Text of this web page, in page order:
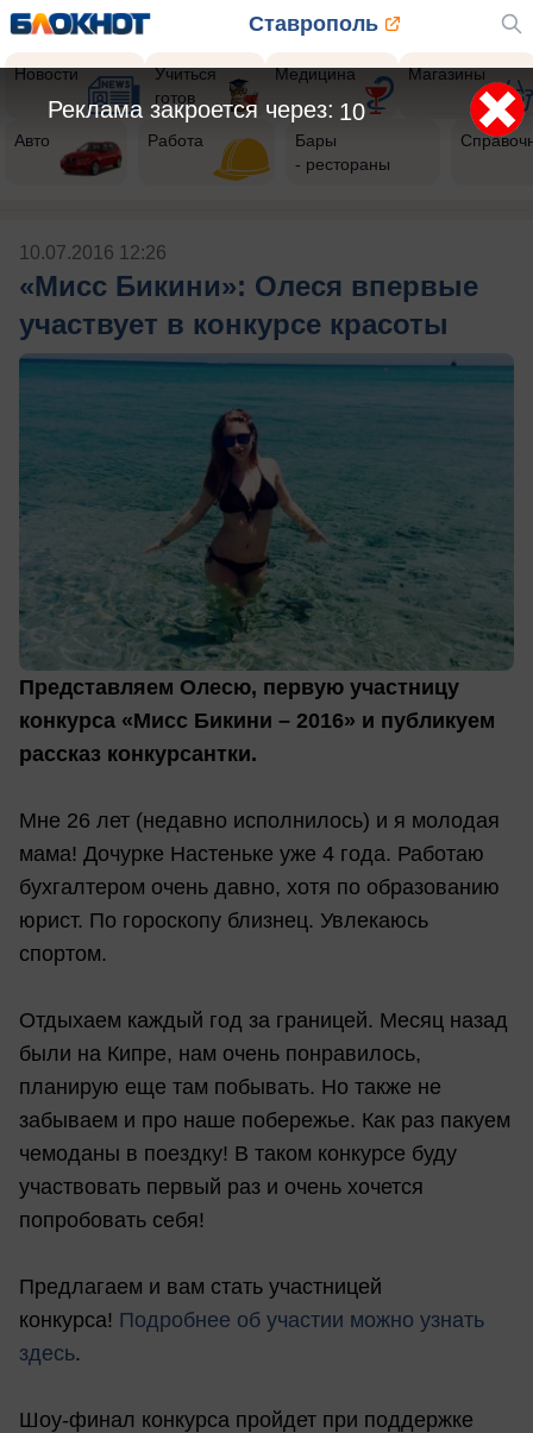
Ставрополь
Новости
Учиться
готов
Медицина Магазины
Авто Работа
Бары
- рестораны
10.07.2016 12:26
«Мисс Бикини»: Олеся впервые
участвует в конкурсе красоты
Представляем Олесю, первую участницу
конкурса «Мисс Бикини – 2016» и публикуем
рассказ конкурсантки.
Мне 26 лет (недавно исполнилось) и я молодая
мама! Дочурке Настеньке уже 4 года. Работаю
бухгалтером очень давно, хотя по образованию
юрист. По гороскопу близнец. Увлекаюсь
спортом.
Отдыхаем каждый год за границей. Месяц назад
были на Кипре, нам очень понравилось,
планирую еще там побывать. Но также не
забываем и про наше побережье. Как раз пакуем
чемоданы в поездку! В таком конкурсе буду
участвовать первый раз и очень хочется
попробовать себя!
Предлагаем и вам стать участницей
конкурса! Подробнее об участии можно узнать
здесь.
Шоу-финал конкурса пройдет при поддержке
9
Реклама закроется через: